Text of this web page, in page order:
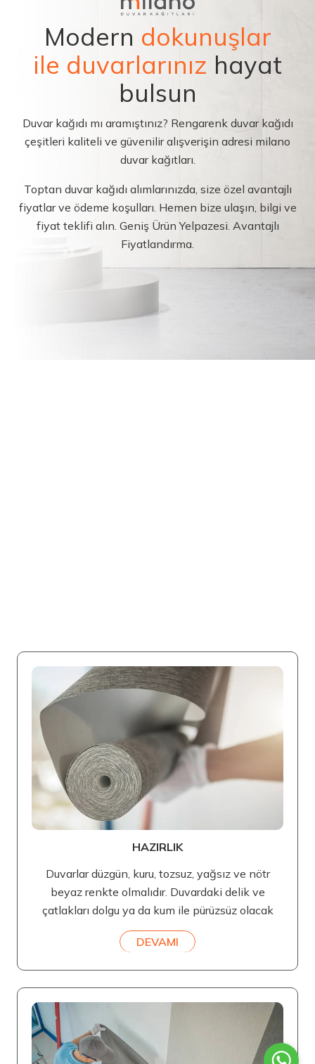
Modern dokunuşlar
ile duvarlarınız hayat
bulsun
Duvar kağıdı mı aramıştınız? Rengarenk duvar kağıdı
çeşitleri kaliteli ve güvenilir alışverişin adresi milano
duvar kağıtları.
Toptan duvar kağıdı alımlarınızda, size özel avantajlı
fiyatlar ve ödeme koşulları. Hemen bize ulaşın, bilgi ve
fiyat teklifi alın. Geniş Ürün Yelpazesi. Avantajlı
Fiyatlandırma.
HAZIRLIK
Duvarlar düzgün, kuru, tozsuz, yağsız ve nötr
beyaz renkte olmalıdır. Duvardaki delik ve
çatlakları dolgu ya da kum ile pürüzsüz olacak
DEVAMI